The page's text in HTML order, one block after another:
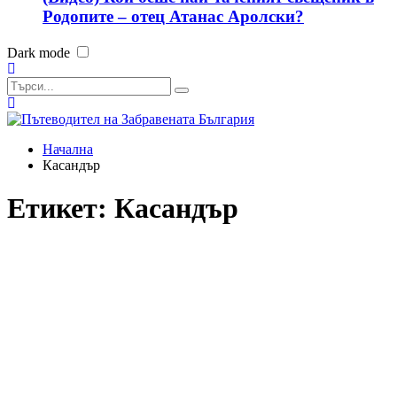
Родопите – отец Атанас Аролски?
Dark mode
Начална
Касандър
Етикет: Касандър